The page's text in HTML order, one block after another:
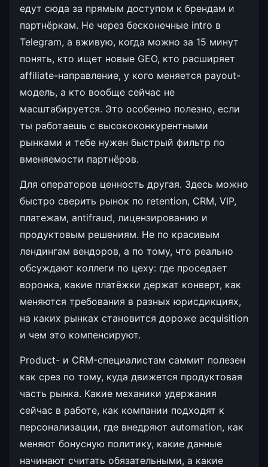
едут сюда за прямым доступом к брендам и
партнёркам. Не через бесконечные intro в
Telegram, а вживую, когда можно за 15 минут
понять, кто ищет новые GEO, кто расширяет
affiliate-направление, у кого меняется payout-
модель, а кто вообще сейчас не
масштабируется. Это особенно полезно, если
ты работаешь с высококонкурентными
рынками и тебе нужен быстрый фильтр по
вменяемости партнёров.
Для операторов ценность другая. Здесь можно
быстро сверить рынок по retention, CRM, VIP,
платежам, antifraud, лицензированию и
продуктовым решениям. Не по красивым
лендингам вендоров, а по тому, что реально
обсуждают коллеги по цеху: где проседает
воронка, какие платёжки держат конверт, как
меняются требования в разных юрисдикциях,
на каких рынках становится дороже acquisition
и чем это компенсируют.
Product- и CRM-специалистам саммит полезен
как срез по тому, куда движется продуктовая
часть рынка. Какие механики удержания
сейчас в работе, как компании подходят к
персонализации, где внедряют automation, как
меняют бонусную политику, какие данные
начинают считать обязательными, а какие